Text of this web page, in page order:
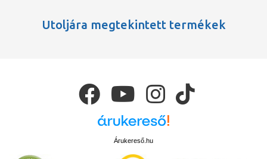
Utoljára megtekintett termékek
Árukereső.hu